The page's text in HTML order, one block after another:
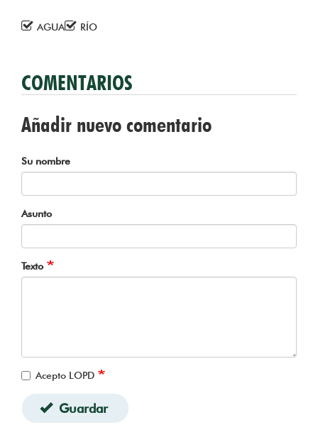
AGUA RÍO
COMENTARIOS
Añadir nuevo comentario
Su nombre
Asunto
Texto
Acepto LOPD
Guardar